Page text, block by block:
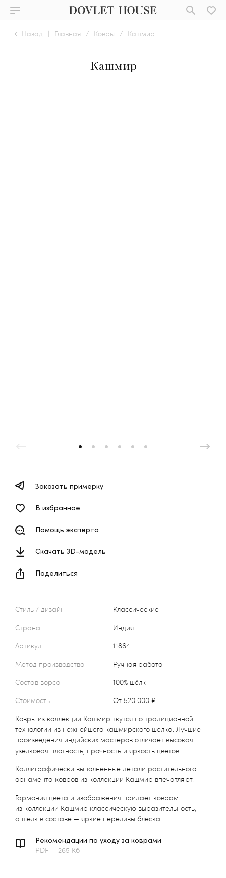
Назад | Главная / Ковры / Кашмир
Кашмир
Стиль / дизайн
Классические
Страна
Индия
Артикул
11864
Метод производства
Ручная работа
Состав ворса
100% шёлк
Стоимость
от 520 000 ₽
Ковры из коллекции Кашмир ткутся по традиционной
технологии из нежнейшего кашмирского шелка. Лучшие
произведения индийских мастеров отличает высокая
узелковая плотность, прочность и яркость цветов.
Каллиграфически выполненные детали растительного
орнамента ковров из коллекции Кашмир впечатляют.
Гармония цвета и изображения придаёт коврам
из коллекции Кашмир классическую выразительность,
а шёлк в составе — яркие переливы блеска.
Рекомендации по уходу за коврами
PDF — 265 Кб
Заказать примерку
В избранное
Помощь эксперта
Скачать 3D-модель
Поделиться